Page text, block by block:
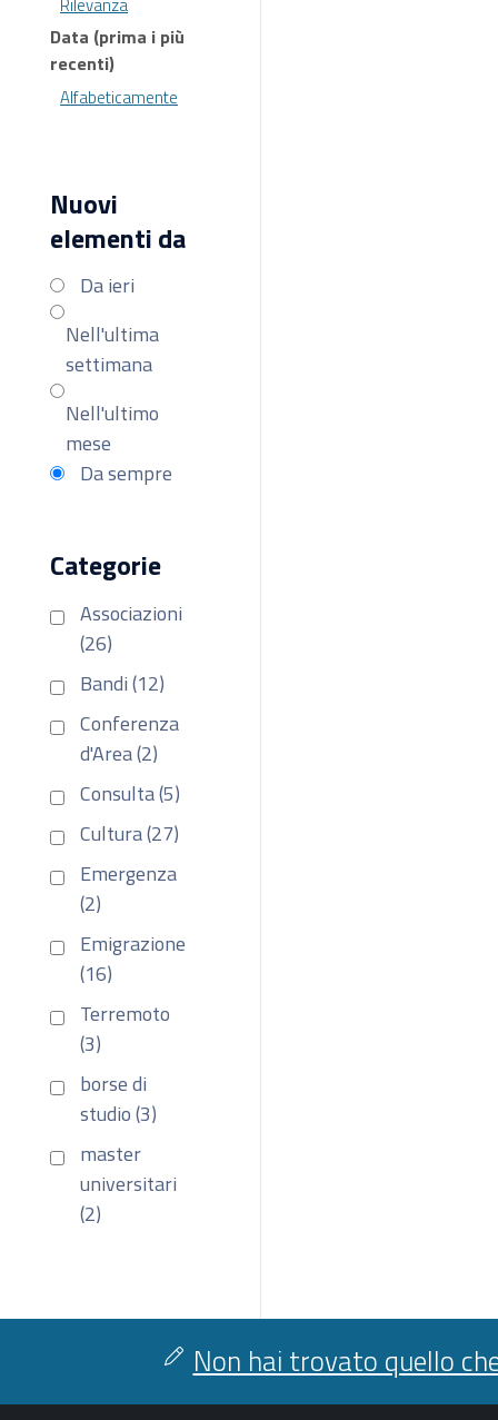
Rilevanza
Data (prima i più
recenti)
Alfabeticamente
Nuovi
elementi da
Da ieri
Nell'ultima
settimana
Nell'ultimo
mese
Da sempre
Categorie
Associazioni
(26)
Bandi (12)
Conferenza
d'Area (2)
Consulta (5)
Cultura (27)
Emergenza
(2)
Emigrazione
(16)
Terremoto
(3)
borse di
studio (3)
master
universitari
(2)
Non hai trovato quello